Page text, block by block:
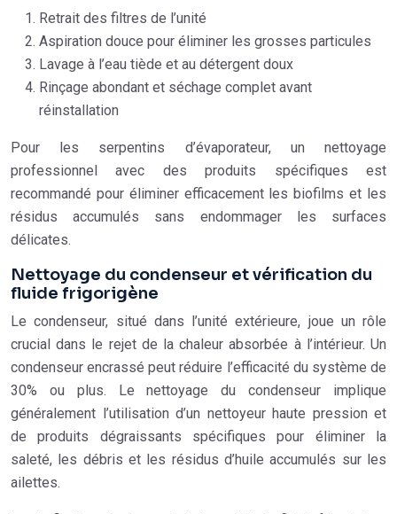
Retrait des filtres de l’unité
Aspiration douce pour éliminer les grosses particules
Lavage à l’eau tiède et au détergent doux
Rinçage abondant et séchage complet avant
réinstallation
Pour les serpentins d’évaporateur, un nettoyage
professionnel avec des produits spécifiques est
recommandé pour éliminer efficacement les biofilms et les
résidus accumulés sans endommager les surfaces
délicates.
Nettoyage du condenseur et vérification du
fluide frigorigène
Le condenseur, situé dans l’unité extérieure, joue un rôle
crucial dans le rejet de la chaleur absorbée à l’intérieur. Un
condenseur encrassé peut réduire l’efficacité du système de
30% ou plus. Le nettoyage du condenseur implique
généralement l’utilisation d’un nettoyeur haute pression et
de produits dégraissants spécifiques pour éliminer la
saleté, les débris et les résidus d’huile accumulés sur les
ailettes.